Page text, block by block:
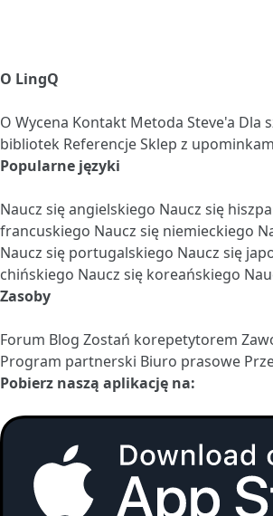
O LingQ
O Wycena Kontakt Metoda Steve'a Dla
bibliotek ReferencjeSklep z
Popularne języki
Naucz się angielskiego Naucz się
francuskiego Naucz się niemieckiego
Naucz się portugalskiego Naucz się
chińskiego Naucz się koreańskiego
Zasoby
Forum Blog Zostań korepetytorem
Program partnerski Biuro prasowe
Pobierz naszą aplikację na: